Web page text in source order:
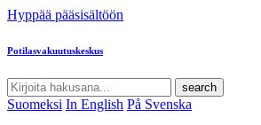
Hyppää pääsisältöön
Potilasvakuutuskeskus
search
Suomeksi In English På Svenska